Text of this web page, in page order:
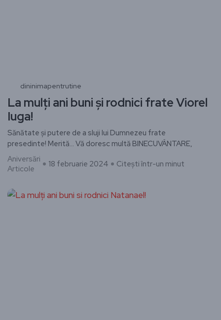
dininimapentrutine
La mulți ani buni și rodnici frate Viorel
Iuga!
Sănătate și putere de a sluji lui Dumnezeu frate
presedinte! Merită… Vă doresc multă BINECUVÂNTARE,
Aniversări
Articole
18 februarie 2024 Citești într-un minut